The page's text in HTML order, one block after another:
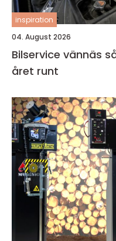
inspiration
04. August 2026
Bilservice vännäs så tar du hand om bilen
året runt